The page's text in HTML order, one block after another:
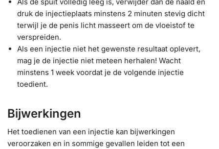
Als de spuit volledig leeg is, verwijder dan de naald en
druk de injectieplaats minstens 2 minuten stevig dicht
terwijl je de penis licht masseert om de vloeistof te
verspreiden.
Als een injectie niet het gewenste resultaat oplevert,
mag je de injectie niet meteen herhalen! Wacht
minstens 1 week voordat je de volgende injectie
toedient.
Bijwerkingen
Het toedienen van een injectie kan bijwerkingen
veroorzaken en in sommige gevallen leiden tot een